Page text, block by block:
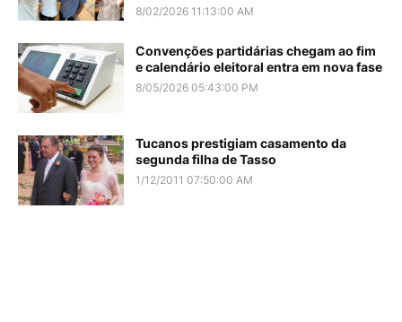
8/02/2026 11:13:00 AM
Convenções partidárias chegam ao fim
e calendário eleitoral entra em nova fase
8/05/2026 05:43:00 PM
Tucanos prestigiam casamento da
segunda filha de Tasso
1/12/2011 07:50:00 AM